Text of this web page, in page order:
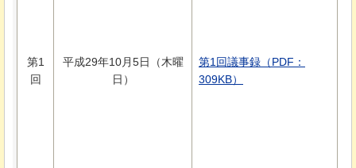
第1
回
平成29年10月5日（木曜
日）
第1回議事録（PDF：
309KB）